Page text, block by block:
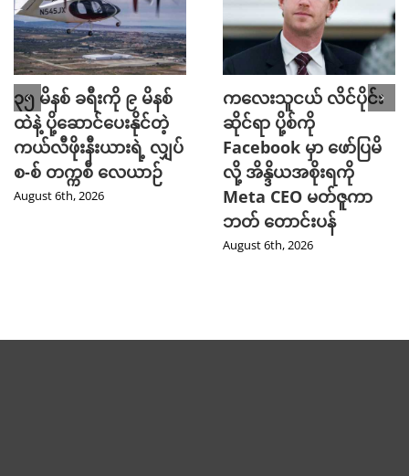
၃၅ မိနစ် ခရီးကို ၉ မိနစ်
ထဲနဲ့ ပို့ဆောင်ပေးနိုင်တဲ့
ကယ်လီဖိုးနီးယားရဲ့ လျှပ်
စ-စ် တက္ကစီ လေယာဉ်
August 6th, 2026
ကလေးသူငယ် လိင်ပိုင်း
ဆိုင်ရာ ပို့စ်ကို
Facebook မှာ ဖော်ပြမိ
လို့ အိန္ဒိယအစိုးရကို
Meta CEO မတ်ဇူကာ
ဘတ် တောင်းပန်
August 6th, 2026